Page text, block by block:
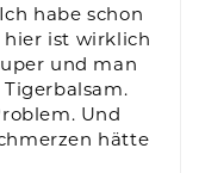
habe schon
hier ist wirklich
und man
Und
hätte